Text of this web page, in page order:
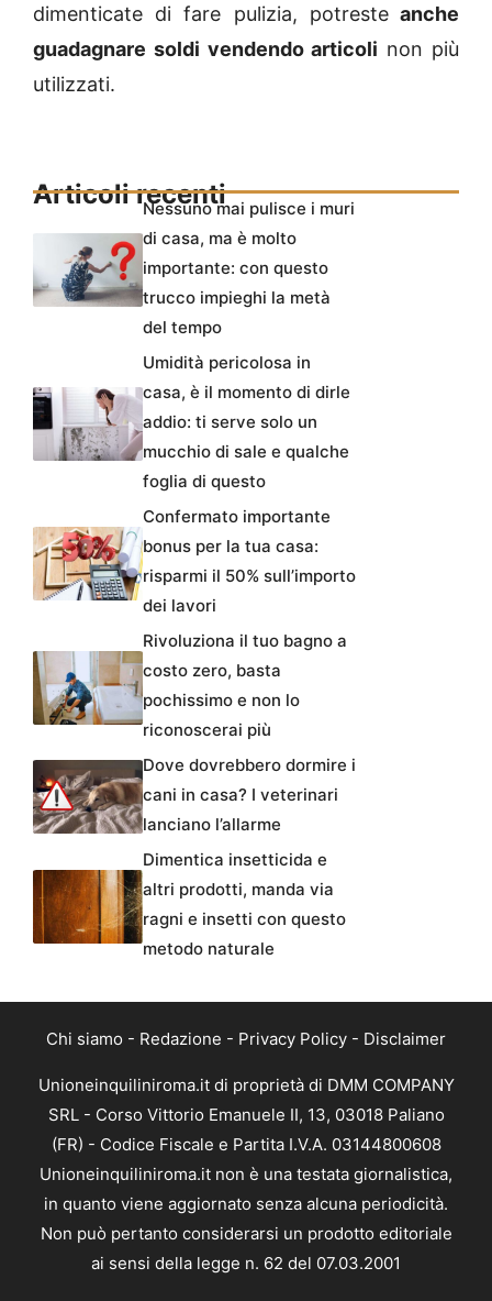
dimenticate di fare pulizia, potresteanche
guadagnare soldi vendendo articoli non più
utilizzati.
Articoli recentiNessuno mai pulisce i muri
di casa, ma è molto
importante: con questo
trucco impieghi la metà
del tempo
Umidità pericolosa in
casa, è il momento di dirle
addio: ti serve solo un
mucchio di sale e qualche
foglia di questo
Confermato importante
bonus per la tua casa:
risparmi il 50% sull’importo
dei lavori
Rivoluziona il tuo bagno a
costo zero, basta
pochissimo e non lo
riconoscerai più
Dove dovrebbero dormire i
cani in casa? I veterinari
lanciano l’allarme
Dimentica insetticida e
altri prodotti, manda via
ragni e insetti con questo
metodo naturale
Chi siamo - Redazione - Privacy Policy - Disclaimer
Unioneinquiliniroma.it di proprietà di DMM COMPANY
SRL - Corso Vittorio Emanuele II, 13, 03018 Paliano
(FR) - Codice Fiscale e Partita I.V.A. 03144800608
Unioneinquiliniroma.it non è una testata giornalistica,
in quanto viene aggiornato senza alcuna periodicità.
Non può pertanto considerarsi un prodotto editoriale
ai sensi della legge n. 62 del 07.03.2001